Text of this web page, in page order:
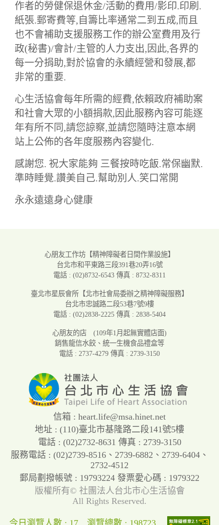
作者的勞健保退休金/活動的費用/影印.印刷.
紙張.郵寄費等,自籌比率通常二到五成,而且
也不會補助支援服務工作的辦公室費用及行
政(秘書)/會計/主管的人力支出,因此,各界的
每一分捐助,對於協會的永續經營和發展,都
非常的重要.
心生活協會每年所需的經費,依賴政府補助案
和社會大眾的小額捐款,因此服務內容可能逐
年有所不同,請您諒察,並請您隨時注意本網
站上公佈的各年度服務內容變化.
感謝您. 祝大家能夠 三餐按時吃飯.常保幽默.
準時睡覺.讚美自己.幫助別人.笑口常開
永永遠遠身心健康
心朋友工作坊 【精神障礙者日間作業設施】
台北市和平東路三段391巷20弄16號
電話 : (02)8732-6543 傳真 : 8732-8311
臺北市星辰會所 【北市社會局委辦之精神障礙服務】
台北市忠誠路二段53巷7號9樓
電話 : (02)2838-2225 傳真 : 2838-5404
心朋友的店 (109年1月起無實體店面)
銷售龍信水餃、統一生機食品禮盒等
電話 : 2737-4279 傳真 : 2739-3150
信箱 : heart.life@msa.hinet.net
地址 : (110)臺北市基隆路二段141號5樓
電話 : (02)2732-8631 傳真 : 2739-3150
服務電話 : (02)2739-8516、 2739-6882 、 2739-6404、
2732-4512
郵局劃撥帳號 : 19793224 發票愛心碼 : 1979322
版權所有© 社團法人台北市心生活協會
All Rights Reserved.
今日瀏覽人數 : 17 瀏覽總數 : 198723